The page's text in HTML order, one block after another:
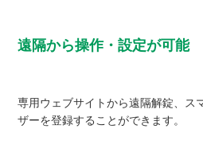
遠隔から操作・設定が可能
専用ウェブサイトから遠隔解錠、ス
ザーを登録することができます。